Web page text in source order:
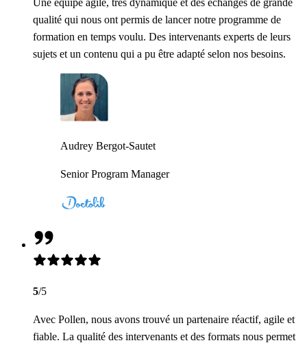
qualité qui nous ont permis de lancer notre programme de
formation en temps voulu. Des intervenants experts de leurs
sujets et un contenu qui a pu être adapté selon nos besoins.
Audrey Bergot-Sautet
Senior Program Manager
5/5
Avec Pollen, nous avons trouvé un partenaire réactif, agile et
fiable. La qualité des intervenants et des formats nous permet